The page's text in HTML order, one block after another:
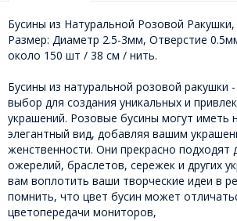
Бусины из Натуральной Розовой Ракушки,
Размер: Диаметр 2.5-3мм, Отверстие
около 150 шт / 38 см / нить.
Бусины из натуральной розовой ракушки
выбор для создания уникальных и
украшений. Розовые бусины могут иметь
элегантный вид, добавляя вашим
женственности. Они прекрасно подходят
ожерелий, браслетов, сережек и других
вам воплотить ваши творческие идеи в
помнить, что цвет бусин может
цветопередачи мониторов,